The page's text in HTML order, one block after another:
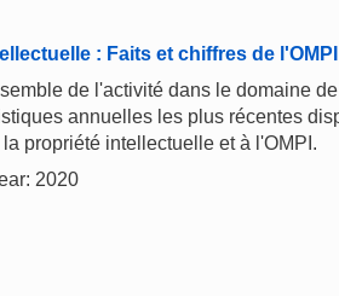
: Faits et chiffres de
de l'activité dans le domaine
annuelles les plus récentes
propriété intellectuelle et à l'OMPI.
2020